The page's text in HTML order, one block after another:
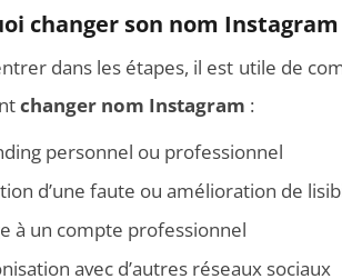
de son pc sous
meilleurs modèles
changer son nom Instagram
dans les étapes, il est utile de
changer nom Instagram :
personnel ou professionnel
d’une faute ou amélioration de
à un compte professionnel
avec d’autres réseaux sociaux